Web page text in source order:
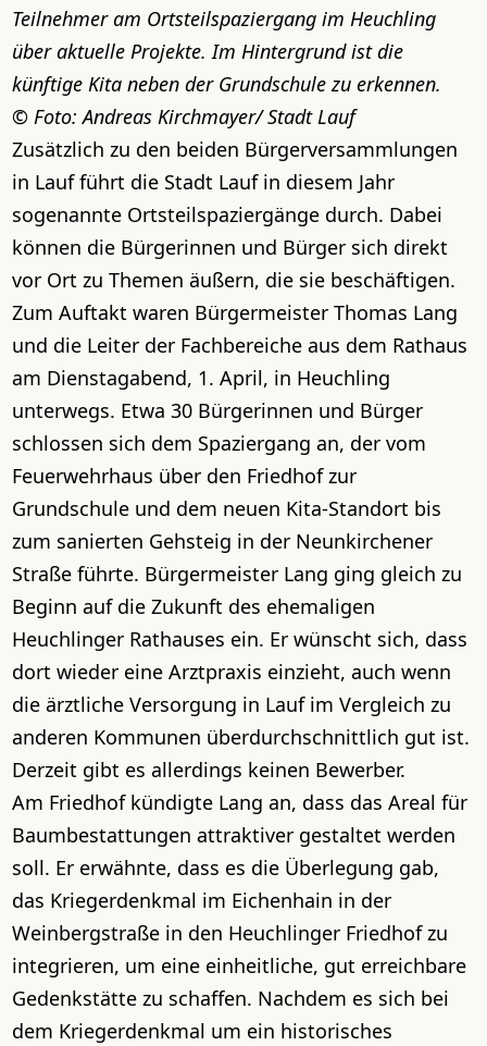
Teilnehmer am Ortsteilspaziergang im Heuchling
über aktuelle Projekte. Im Hintergrund ist die
künftige Kita neben der Grundschule zu erkennen.
Foto: Andreas Kirchmayer/ Stadt Lauf
Zusätzlich zu den beiden Bürgerversammlungen
in Lauf führt die Stadt Lauf in diesem Jahr
sogenannte Ortsteilspaziergänge durch. Dabei
können die Bürgerinnen und Bürger sich direkt
vor Ort zu Themen äußern, die sie beschäftigen.
Zum Auftakt waren Bürgermeister Thomas Lang
und die Leiter der Fachbereiche aus dem Rathaus
am Dienstagabend, 1. April, in Heuchling
unterwegs. Etwa 30 Bürgerinnen und Bürger
schlossen sich dem Spaziergang an, der vom
Feuerwehrhaus über den Friedhof zur
Grundschule und dem neuen Kita-Standort bis
zum sanierten Gehsteig in der Neunkirchener
Straße führte. Bürgermeister Lang ging gleich zu
Beginn auf die Zukunft des ehemaligen
Heuchlinger Rathauses ein. Er wünscht sich, dass
dort wieder eine Arztpraxis einzieht, auch wenn
die ärztliche Versorgung in Lauf im Vergleich zu
anderen Kommunen überdurchschnittlich gut ist.
Derzeit gibt es allerdings keinen Bewerber.
Am Friedhof kündigte Lang an, dass das Areal für
Baumbestattungen attraktiver gestaltet werden
soll. Er erwähnte, dass es die Überlegung gab,
das Kriegerdenkmal im Eichenhain in der
Weinbergstraße in den Heuchlinger Friedhof zu
integrieren, um eine einheitliche, gut erreichbare
Gedenkstätte zu schaffen. Nachdem es sich bei
dem Kriegerdenkmal um ein historisches